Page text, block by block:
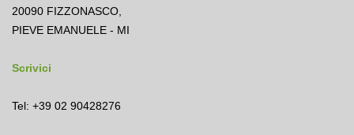
20090 FIZZONASCO,
PIEVE EMANUELE - MI
Scrivici
Tel: +39 02 90428276